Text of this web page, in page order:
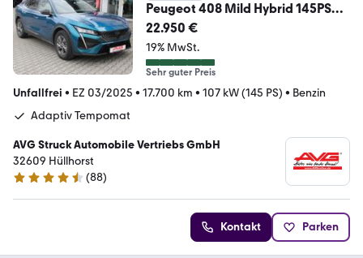
Peugeot 408 Mild Hybrid 145PS
Allure AdaptivTemp AHK!
22.950 €
19% MwSt.
Sehr guter Preis
Unfallfrei • EZ 03/2025 • 17.700 km • 107 kW (145 PS) • Benzin
Adaptiv Tempomat
AVG Struck Automobile Vertriebs GmbH
32609 Hüllhorst
4.3 Sterne
(88)
Kontakt Parken